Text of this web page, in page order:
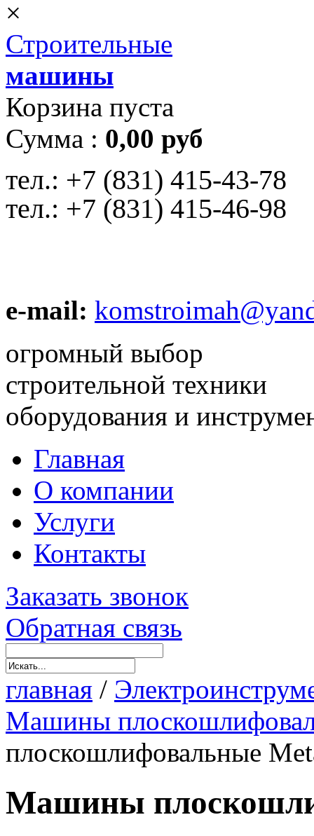
×
Строительные
машины
Корзина пуста
Сумма : 0,00 руб
тел.: +7 (831) 415-43-78
тел.: +7 (831) 415-46-98
e-mail:
огромный выбор
строительной техники
оборудования и
Главная
О компании
Услуги
Контакты
Заказать звонок
Обратная связь
главная /
Машины
плоскошлифовальные
Машины